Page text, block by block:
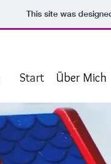
This site was
Start Über Mich